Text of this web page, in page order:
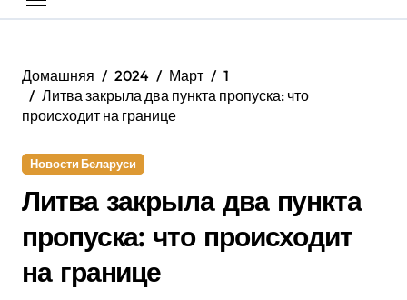
Домашняя 2024 Март
1
Литва закрыла два пункта пропуска: что
происходит на границе
Новости Беларуси
Литва закрыла два пункта
пропуска: что происходит
на границе